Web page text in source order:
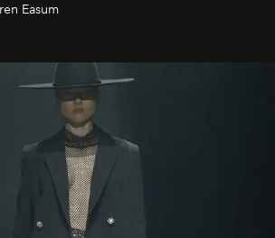
abrindo caminho para muitos
um claro senso de missão na vida e
Easum